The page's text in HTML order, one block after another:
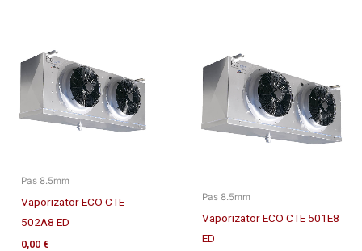
Pas 8.5mm
Vaporizator ECO CTE
502A8 ED
0,00 €
Pas 8.5mm
Vaporizator ECO CTE 501E8
ED